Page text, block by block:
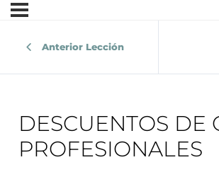
Anterior Lección
DESCUENTOS DE
PROFESIONALES